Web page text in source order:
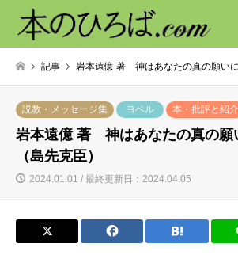
記事 岩本遠億 著 神はあなたの真の願い
説教・メッセージ集 ヨベル 本・批評と紹介
岩本遠億 著 神はあなたの真の
（島先克臣）
2024.01.01 / 最終更新日：2024.04.05